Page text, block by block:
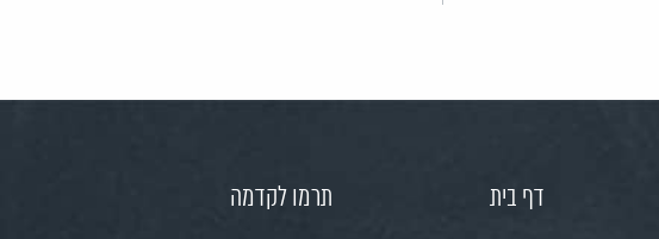
דף בית
תרמו לקדמה